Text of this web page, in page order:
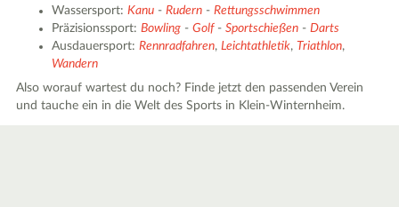
Wassersport:Kanu -Rudern -Rettungsschwimmen
Präzisionssport:Bowling -Golf-Sportschießen -Darts
Ausdauersport:Rennradfahren,Leichtathletik,Triathlon,
Wandern
Also worauf wartest du noch? Finde jetzt den passenden Verein
und tauche ein in die Welt des Sports in Klein-Winternheim.